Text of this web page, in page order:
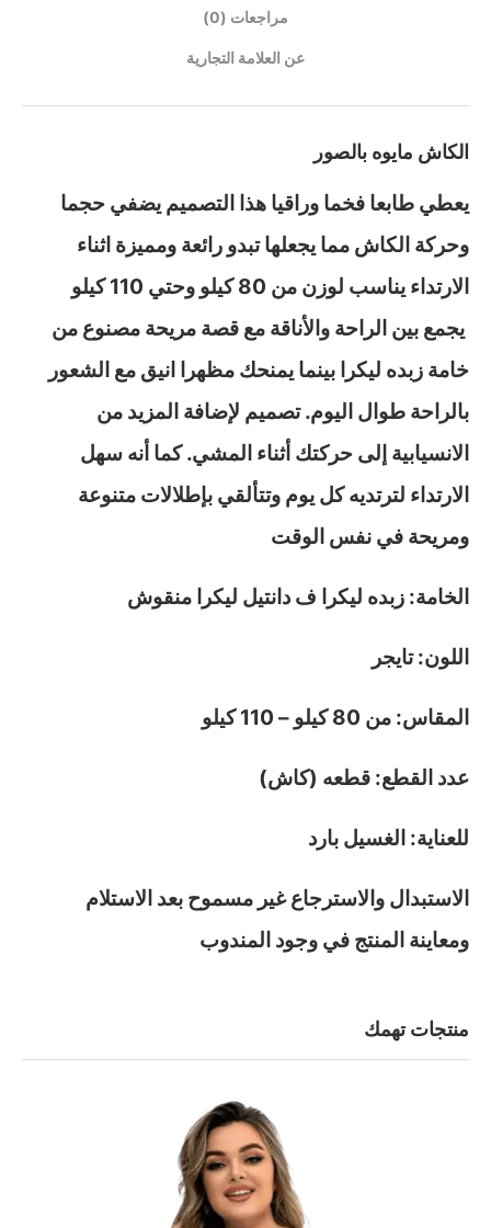
مراجعات (0)
عن العلامة التجارية
الكاش مايوه بالصور
يعطي طابعا فخما وراقيا هذا التصميم يضفي حجما
وحركة الكاش مما يجعلها تبدو رائعة ومميزة اثناء
الارتداء يناسب لوزن من 80 كيلو وحتي 110 كيلو
يجمع بين الراحة والأناقة مع قصة مريحة مصنوع من
خامة زبده ليكرا بينما يمنحك مظهرا انيق مع الشعور
بالراحة طوال اليوم. تصميم لإضافة المزيد من
الانسيابية إلى حركتك أثناء المشي. كما أنه سهل
الارتداء لترتديه كل يوم وتتألقي بإطلالات متنوعة
ومريحة في نفس الوقت
الخامة: زبده ليكرا ف دانتيل ليكرا منقوش
اللون: تايجر
المقاس: من 80 كيلو – 110 كيلو
عدد القطع: قطعه (كاش)
للعناية: الغسيل بارد
الاستبدال والاسترجاع غير مسموح بعد الاستلام
ومعاينة المنتج في وجود المندوب
منتجات تهمك